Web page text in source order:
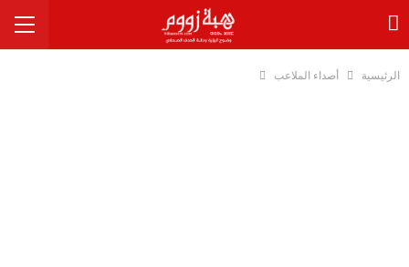
الرئيسية أصداء الملاعب